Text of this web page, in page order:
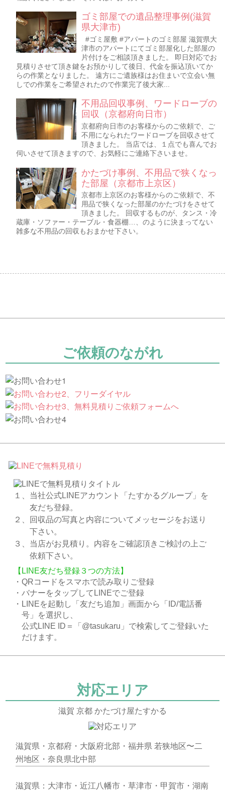
ゴミ部屋での遺品整理事例(滋賀
県大津市)
#ゴミ屋敷 #アパートのゴミ部屋 滋賀県大
津市のアパートにてゴミ部屋化した部屋の
片付けをご相談頂きました。 即日対応でお
見積りさせて頂き鍵をお預かりして後日、代金を振込頂いてか
らの作業となりました。 遠方にご遺族様はお住まいで立会い無
しでの作業をご希望されたので作業完了後大家...
不用品回収事例、ワードローブの
回収（京都府向日市）
京都府向日市のお客様からのご依頼で、ご
不用になられたワードローブを回収させて
頂きました。 当店では、１点でも喜んでお
伺いさせて頂きますので、お気軽にご連絡下さいませ。
かたづけ事例、不用品で狭くなっ
た部屋（京都市上京区）
京都市上京区のお客様からのご依頼で、不
用品で狭くなった部屋のかたづけをさせて
頂きました。 回収するものが、タンス・冷
蔵庫・ソファー・テーブル・食器棚…、のように決まってない
雑多な不用品の回収もおまかせ下さい。
ご依頼のながれ
１、当社公式LINEアカウント「たすかるグループ」を
友だち登録。
２、回収品の写真と内容についてメッセージをお送り
下さい。
３、当店がお見積り。内容をご確認頂きご検討の上ご
依頼下さい。
【LINE友だち登録３つの方法】
・QRコードをスマホで読み取りご登録
・バナーをタップしてLINEでご登録
・LINEを起動し「友だち追加」画面から「ID/電話番
号」を選択し、
公式LINE ID＝「@tasukaru」で検索してご登録いた
だけます。
対応エリア
滋賀 京都 かたづけ屋たすかる
滋賀県・京都府・大阪府北部・福井県 若狭地区〜二
州地区・奈良県北中部
滋賀県：大津市・近江八幡市・草津市・甲賀市・湖南